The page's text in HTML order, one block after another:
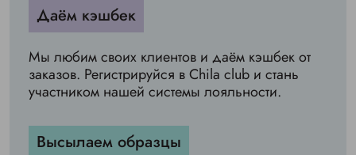
Даём кэшбек
Мы любим своих клиентов и даём кэшбек от
заказов. Регистрируйся в Chila club и стань
участником нашей системы лояльности.
Высылаем образцы